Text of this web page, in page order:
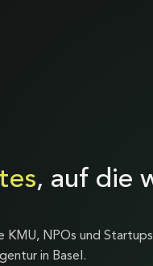
, auf die
KMU, NPOs und
in Basel.